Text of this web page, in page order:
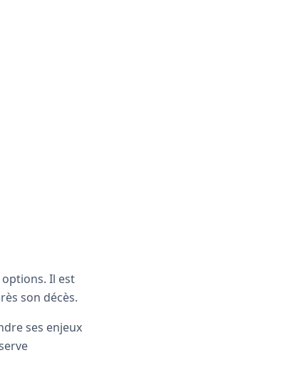
Il est
son décès.
ses enjeux